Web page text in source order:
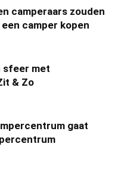
camperaars zouden
camper kopen
sfeer met
& Zo
gaat